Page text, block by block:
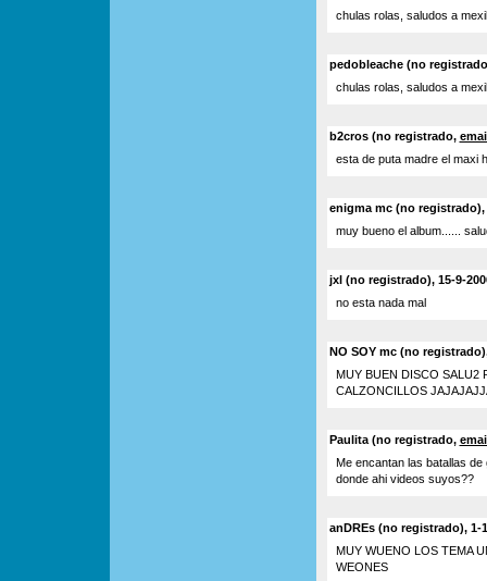
chulas rolas, saludos a
pedobleache (no
chulas rolas, saludos a
b2cros (no registrado,
esta de puta madre el maxi
enigma mc (no registrado),
muy bueno el album......
jxl (no registrado), 15-9-
no esta nada mal
NO SOY mc (no
MUY BUEN DISCO SALU2
CALZONCILLOS
Paulita (no registrado,
Me encantan las batallas
donde ahi videos suyos??
anDREs (no registrado), 1-
MUY WUENO LOS TEMA
WEONES